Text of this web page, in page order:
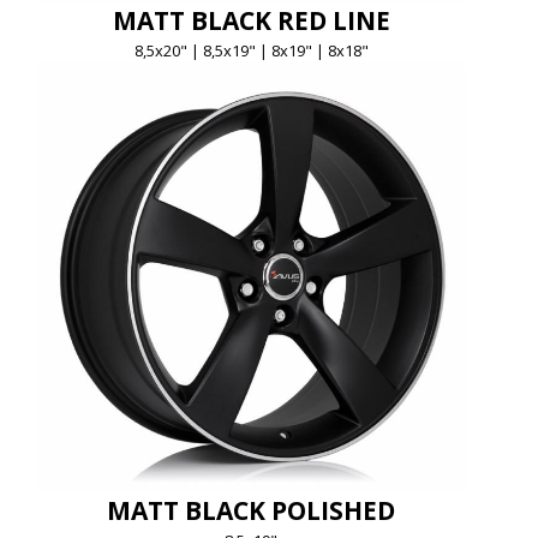
MATT BLACK RED LINE
8,5x20" | 8,5x19" | 8x19" | 8x18"
MATT BLACK POLISHED